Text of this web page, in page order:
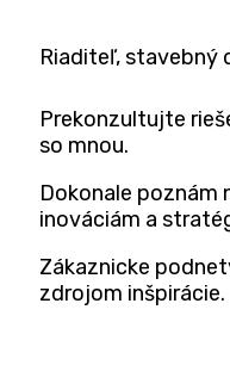
Ria­di­teľ, sta­veb­ný
Pre­kon­zul­tuj­te
so mnou.
Doko­na­le poznám
ino­vá­ci­ám a
Zákaz­nic­ke
zdro­jom inšpirácie.